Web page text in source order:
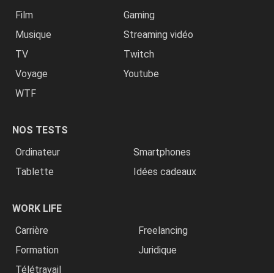
Film
Gaming
Musique
Streaming vidéo
TV
Twitch
Voyage
Youtube
WTF
NOS TESTS
Ordinateur
Smartphones
Tablette
Idées cadeaux
WORK LIFE
Carrière
Freelancing
Formation
Juridique
Télétravail